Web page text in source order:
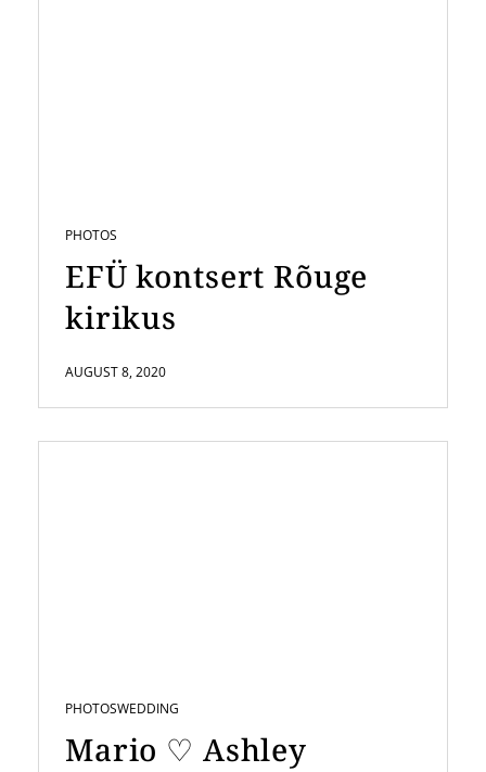
PHOTOS
EFÜ kontsert Rõuge
kirikus
AUGUST 8, 2020
PHOTOSWEDDING
Mario ♡ Ashley